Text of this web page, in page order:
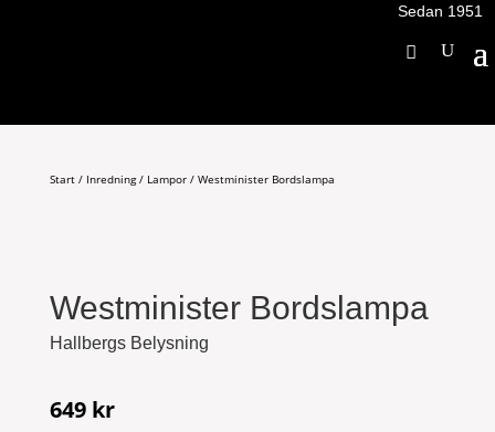
Sedan 1951
Start/ Inredning/ Lampor/ Westminister Bordslampa
Westminister Bordslampa
Hallbergs Belysning
649 kr